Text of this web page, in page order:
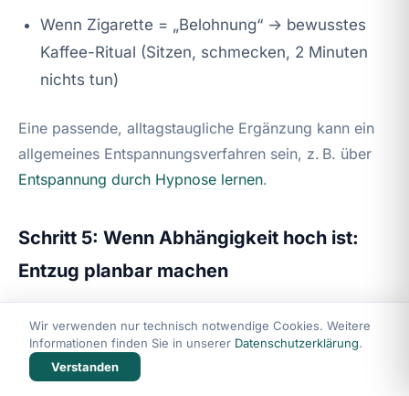
Wenn Zigarette = „Belohnung“ → bewusstes
Kaffee-Ritual (Sitzen, schmecken, 2 Minuten
nichts tun)
Eine passende, alltagstaugliche Ergänzung kann ein
allgemeines Entspannungsverfahren sein, z. B. über
Entspannung durch Hypnose lernen.
Schritt 5: Wenn Abhängigkeit hoch ist:
Entzug planbar machen
oft zu dünn. Dann ist leitliniennah meist sinnvoll:
Starttag festlegen, Umfeld informieren
Wir verwenden nur technisch notwendige Cookies. Weitere
Informationen finden Sie in unserer Datenschutzerklärung.
Verstanden